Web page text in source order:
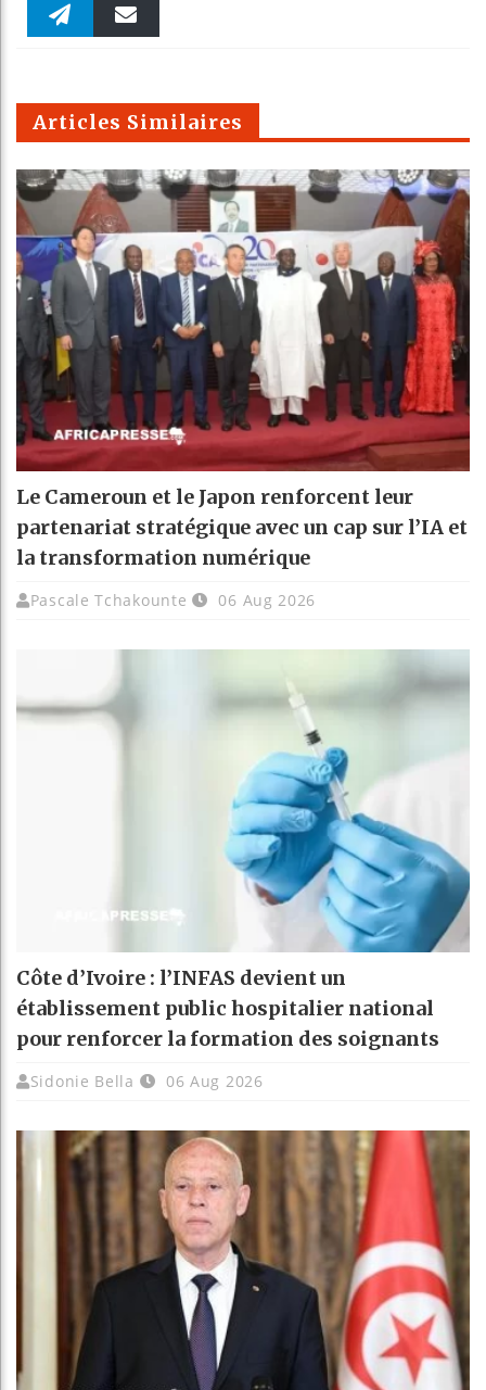
Faceboo Twitter
m
Articles Similaires
Le Cameroun et le Japon renforcent leur
partenariat stratégique avec un cap sur l’IA et
la transformation numérique
Pascale Tchakounte 06 Aug 2026
Côte d’Ivoire : l’INFAS devient un
établissement public hospitalier national
pour renforcer la formation des soignants
Sidonie Bella 06 Aug 2026